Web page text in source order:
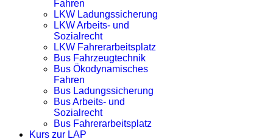
Fahren
LKW Ladungssicherung
LKW Arbeits- und
Sozialrecht
LKW Fahrerarbeitsplatz
Bus Fahrzeugtechnik
Bus Ökodynamisches
Fahren
Bus Ladungssicherung
Bus Arbeits- und
Sozialrecht
Bus Fahrerarbeitsplatz
Kurs zur LAP